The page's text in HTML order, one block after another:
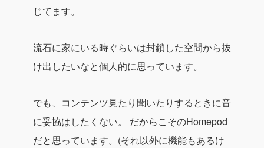
じてます。
流石に家にいる時ぐらいは封鎖した空間から抜
け出したいなと個人的に思っています。
でも、コンテンツ見たり聞いたりするときに音
に妥協はしたくない。
だからこそのHomepod
だと思っています。(それ以外に機能もあるけ